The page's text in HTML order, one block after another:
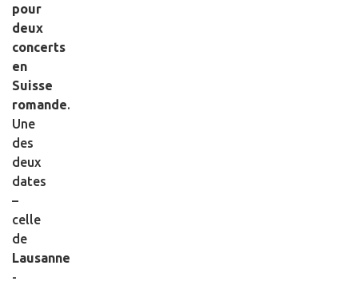
pour
deux
concerts
en
Suisse
romande.
Une
des
deux
dates
–
celle
de
Lausanne
-